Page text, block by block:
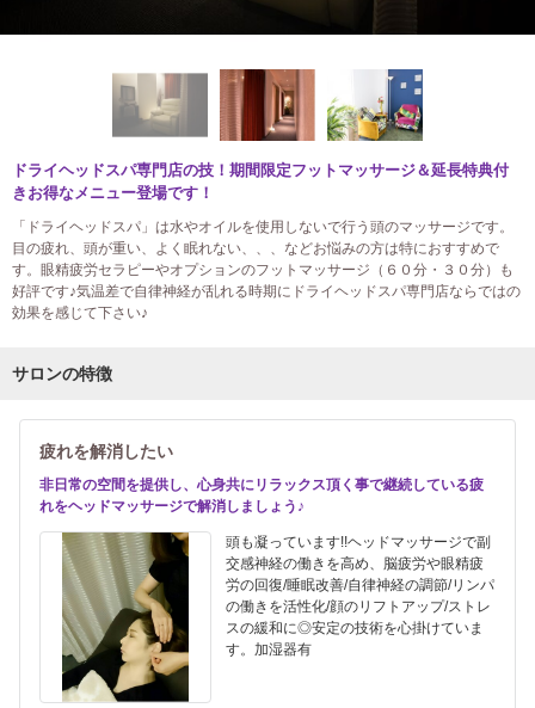
ドライヘッドスパ専門店の技！期間限定フットマッサージ＆延長特典付
きお得なメニュー登場です！
「ドライヘッドスパ」は水やオイルを使用しないで行う頭のマッサージです。
目の疲れ、頭が重い、よく眠れない、、、などお悩みの方は特におすすめで
す。眼精疲労セラピーやオプションのフットマッサージ（６０分・３０分）も
好評です♪気温差で自律神経が乱れる時期にドライヘッドスパ専門店ならではの
効果を感じて下さい♪
サロンの特徴
疲れを解消したい
非日常の空間を提供し、心身共にリラックス頂く事で継続している疲
れをヘッドマッサージで解消しましょう♪
頭も凝っています!!ヘッドマッサージで副
交感神経の働きを高め、脳疲労や眼精疲
労の回復/睡眠改善/自律神経の調節/リンパ
の働きを活性化/顔のリフトアップ/ストレ
スの緩和に◎安定の技術を心掛けていま
す。加湿器有